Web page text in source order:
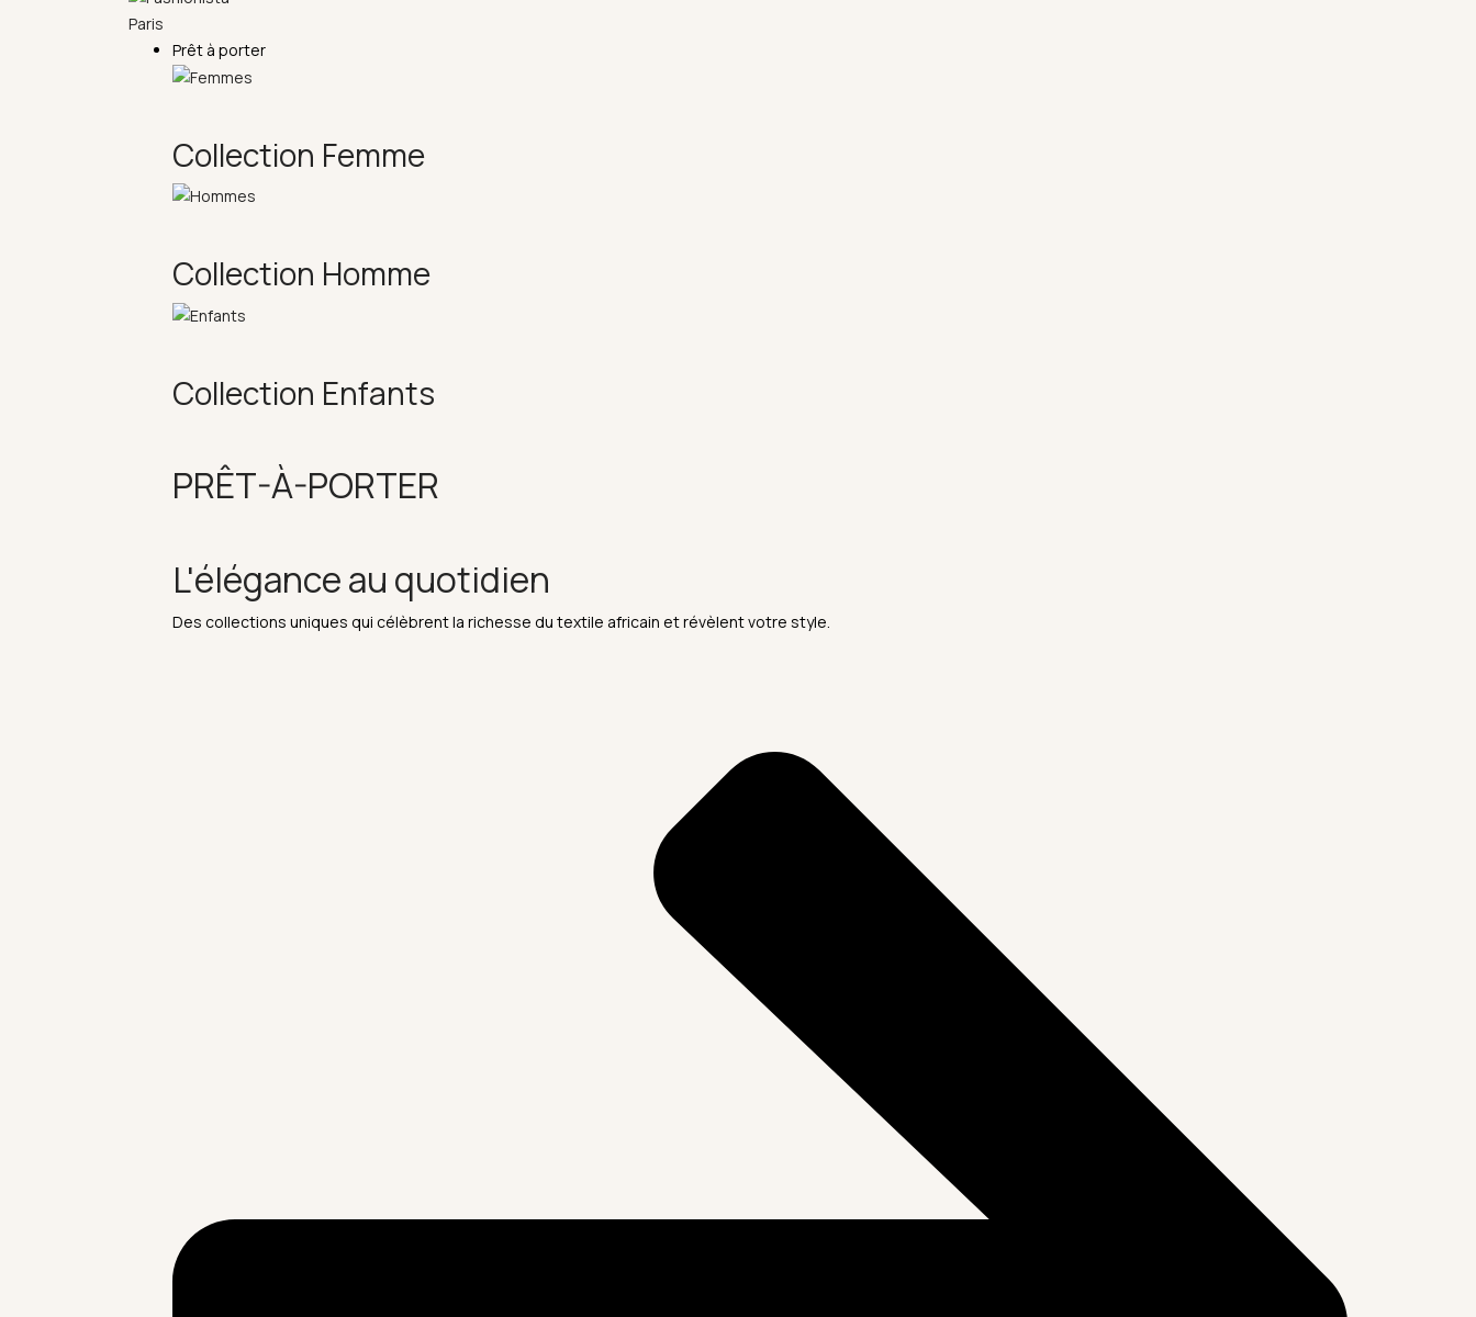
Prêt à porter
Collection Femme
Collection Homme
Collection Enfants
PRÊT-À-PORTER
L'élégance au quotidien
Des collections uniques qui célèbrent la richesse du textile africain et révèlent votre style.